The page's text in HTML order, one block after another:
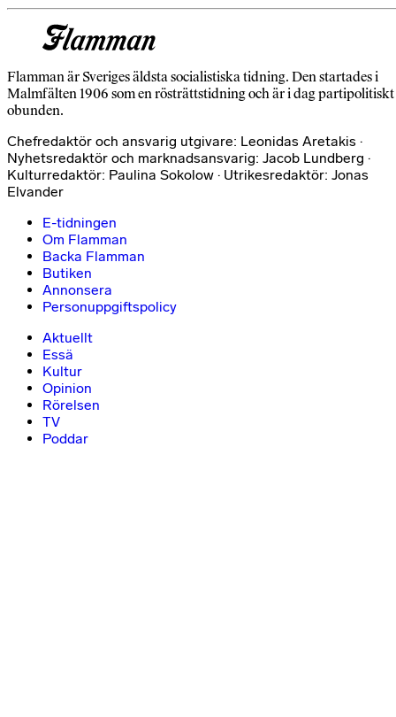
Flamman är Sveriges äldsta socialistiska tidning. Den startades i
Malmfälten 1906 som en rösträttstidning och är i dag partipolitiskt
obunden.
Chefredaktör och ansvarig utgivare: Leonidas Aretakis ·
Nyhetsredaktör och marknadsansvarig: Jacob Lundberg ·
Kulturredaktör: Paulina Sokolow · Utrikesredaktör: Jonas
Elvander
E-tidningen
Om Flamman
Backa Flamman
Butiken
Annonsera
Personuppgiftspolicy
Aktuellt
Essä
Kultur
Opinion
Rörelsen
TV
Poddar